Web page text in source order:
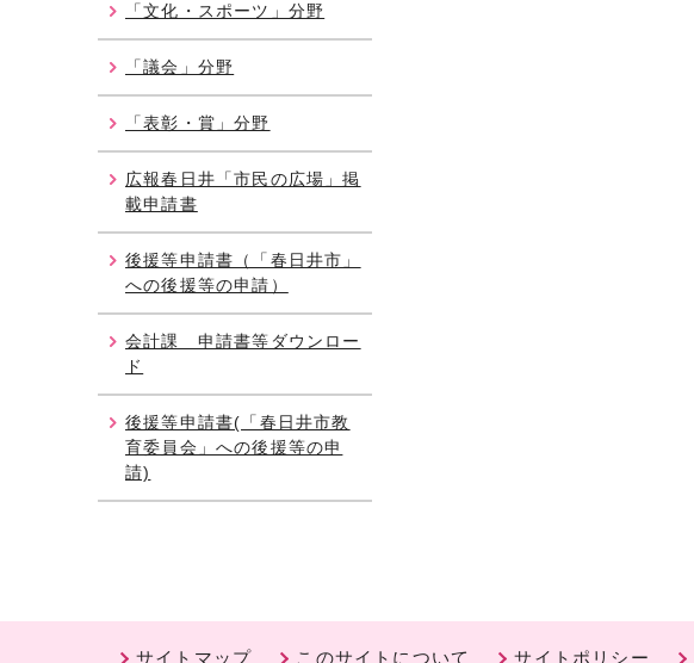
「文化・スポーツ」分野
「議会」分野
「表彰・賞」分野
広報春日井「市民の広場」掲
載申請書
後援等申請書（「春日井市」
への後援等の申請）
会計課 申請書等ダウンロー
ド
後援等申請書(「春日井市教
育委員会」への後援等の申
請)
サイトマップ このサイトについて サイトポリシー